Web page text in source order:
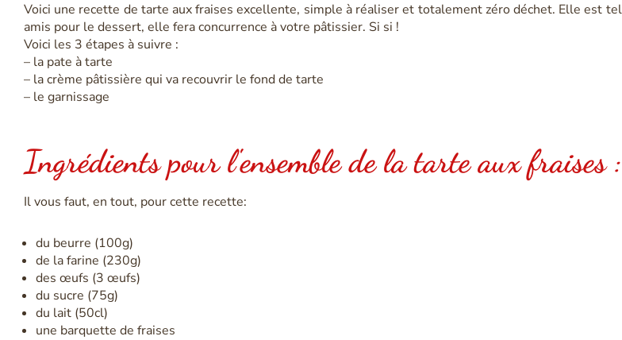
Voici une recette de tarte aux fraises excellente, simple à réaliser et totalement zéro déchet. Elle est
amis pour le dessert, elle fera concurrence à votre pâtissier. Si si !
Voici les 3 étapes à suivre :
– la pate à tarte
– la crème pâtissière qui va recouvrir le fond de tarte
– le garnissage
Ingrédients pour l'ensemble de la tarte aux fraises :
Il vous faut, en tout, pour cette recette:
du beurre (100g)
de la farine (230g)
des œufs (3 œufs)
du sucre (75g)
du lait (50cl)
une barquette de fraises